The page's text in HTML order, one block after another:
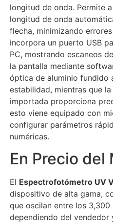
longitud de onda. Permite
longitud de onda
flecha, minimizando
incorpora un puerto USB
PC, mostrando escaneos
la pantalla mediante
óptica de aluminio fundido
estabilidad, mientras que
importada proporciona
esto viene equipado con
configurar parámetros
numéricas.
En Precio del
El Espectrofotómetro UV
dispositivo de alta gama,
que oscilan entre los 3,300
dependiendo del vendedor